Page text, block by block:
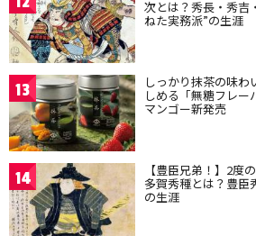
次とは？秀長・秀吉
ねた実務派”の生涯
13 しっかり抹茶の味
しめる「無糖フレー
マンゴー新発売
14 【豊臣兄弟！】2度
多賀秀種とは？豊臣
の生涯